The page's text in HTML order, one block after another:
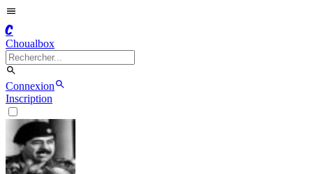
C
Choualbox
Connexion
Inscription